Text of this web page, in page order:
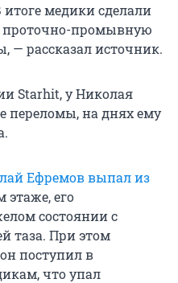
медики сделали
проточно-промывную
— рассказал источник.
Starhit, у Николая
переломы, на днях ему
Ефремов выпал из
этаже, его
состоянии с
таза. При этом
поступил в
что упал